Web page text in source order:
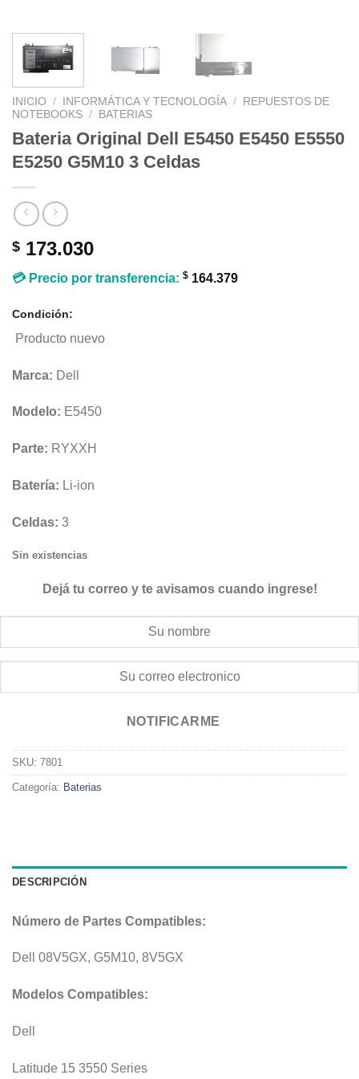
INICIO / INFORMÁTICA Y TECNOLOGÍA /
REPUESTOS DE
NOTEBOOKS / BATERIAS
Bateria Original Dell E5450 E5450 E5550
E5250 G5M10 3 Celdas
$ 173.030
💳 Precio por transferencia: $ 164.379
Condición:
Producto nuevo
Marca: Dell
Modelo: E5450
Parte: RYXXH
Batería: Li-ion
Celdas: 3
Sin existencias
Dejá tu correo y te avisamos cuando ingrese!
NOTIFICARME
SKU: 7801
Categoría: Baterias
DESCRIPCIÓN
Número de Partes Compatibles:
Dell 08V5GX, G5M10, 8V5GX
Modelos Compatibles:
Dell
Latitude 15 3550 Series